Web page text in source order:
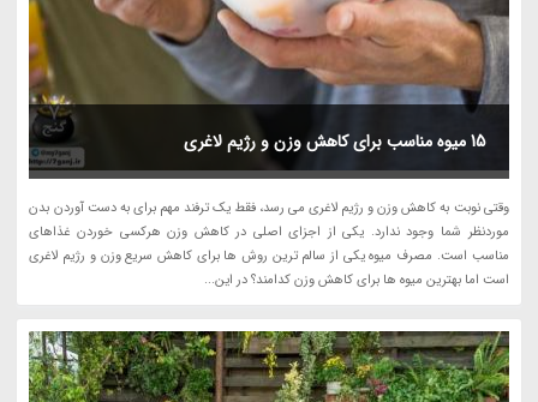
15 میوه مناسب برای کاهش وزن و رژیم لاغری
وقتی نوبت به کاهش وزن و رژیم لاغری می رسد، فقط یک ترفند مهم برای به دست آوردن بدن
موردنظر شما وجود ندارد. یکی از اجزای اصلی در کاهش وزن هرکسی خوردن غذاهای
مناسب است. مصرف میوه یکی از سالم ترین روش ها برای کاهش سریع وزن و رژیم لاغری
است اما بهترین میوه ها برای کاهش وزن کدامند؟ در این...